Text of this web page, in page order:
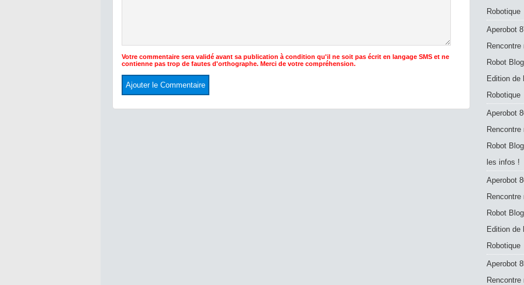
Votre commentaire sera validé avant sa publication à condition qu'il ne soit pas écrit en langage SMS et ne
contienne pas trop de fautes d'orthographe. Merci de votre compréhension.
Robotique
Aperobot
Rencontre
Robot Blog
Edition de
Robotique
Aperobot
Rencontre
Robot Blog
les infos !
Aperobot
Rencontre
Robot Blog
Edition de
Robotique
Aperobot
Rencontre